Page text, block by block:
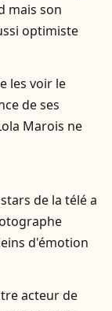
mais son
optimiste
les voir le
de ses
Marois ne
de la télé a
d'émotion
acteur de